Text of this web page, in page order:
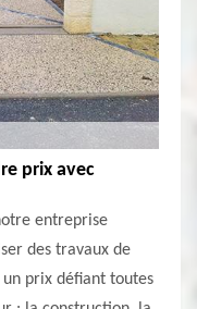
prix avec
entreprise
des travaux de
prix défiant toutes